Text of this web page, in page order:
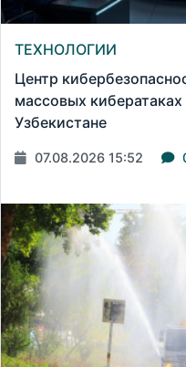
ТЕХНОЛОГИИ
Центр
массовых
Узбекистане
07.08.2026 15:52